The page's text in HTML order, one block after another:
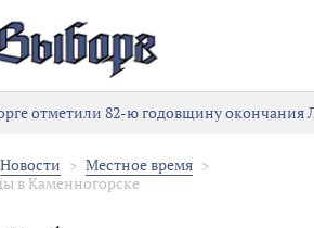
отметили 82-ю годовщину окончания
Новости
Местное время
в Каменногорске